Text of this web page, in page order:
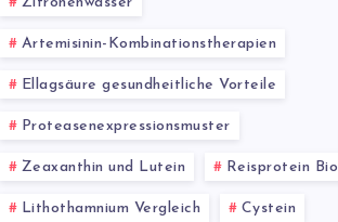
Artemisinin-Kombinationstherapien
Ellagsäure gesundheitliche Vorteile
Proteasenexpressionsmuster
Zeaxanthin und Lutein Reisprotein Bio
Lithothamnium Vergleich Cystein